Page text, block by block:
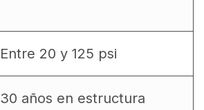
Entre 20 y 125 psi
30 años en estructura